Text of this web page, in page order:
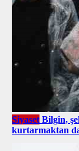
Siyaset Bilgin,
kurtarmaktan